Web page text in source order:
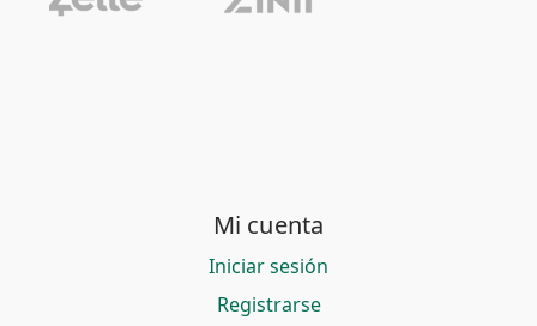
Mi cuenta
Iniciar sesión
Registrarse